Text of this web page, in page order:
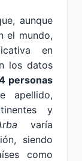
aunque
el mundo,
en
los datos
personas
apellido,
y
varía
siendo
como